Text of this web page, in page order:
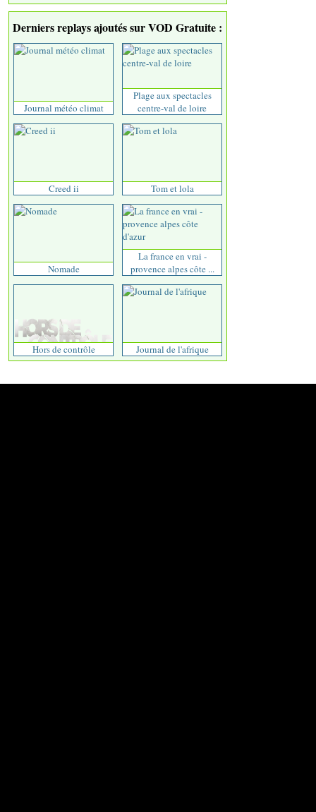
Derniers replays ajoutés sur VOD Gratuite :
Journal météo climat
Plage aux spectacles
centre-val de loire
Creed ii Tom et lola
Nomade
La france en vrai -
provence alpes côte ...
Hors de contrôle Journal de l'afrique